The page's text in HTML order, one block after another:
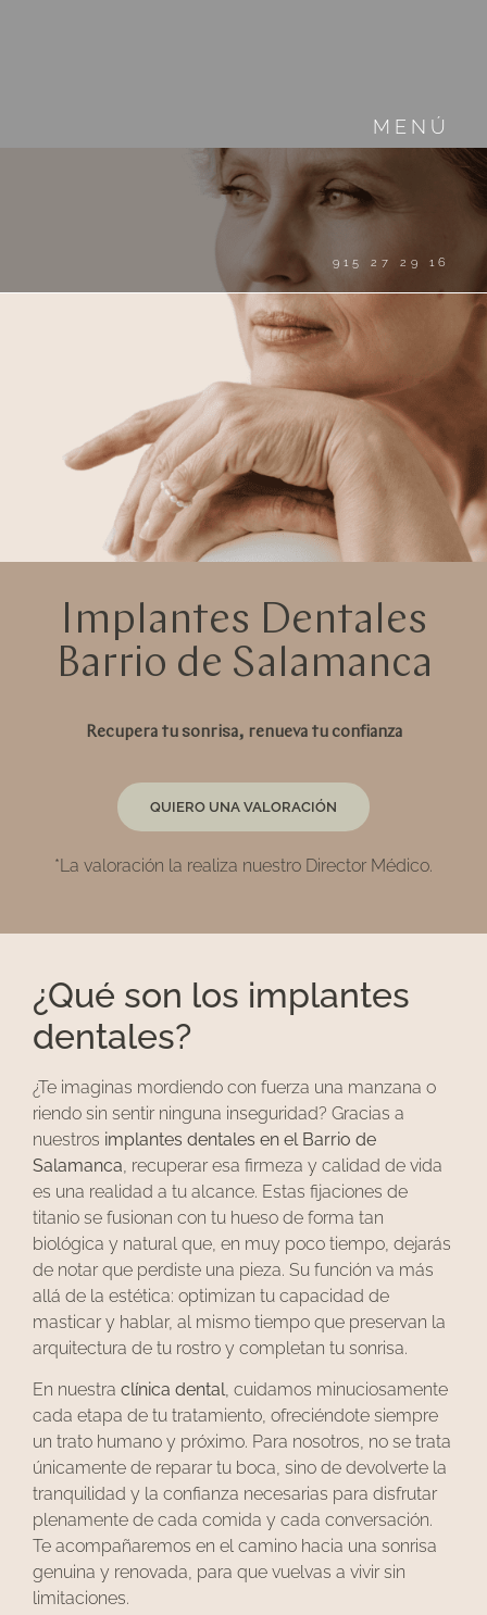
MENÚ
915 27 29 16
Implantes Dentales
Barrio de Salamanca
Recupera tu sonrisa, renueva tu confianza
QUIERO UNA VALORACIÓN
*La valoración la realiza nuestro Director Médico.
¿Qué son los implantes
dentales?
¿Te imaginas mordiendo con fuerza una manzana o
riendo sin sentir ninguna inseguridad? Gracias a
nuestros implantes dentales en el Barrio de
Salamanca , recuperar esa firmeza y calidad de vida
es una realidad a tu alcance. Estas fijaciones de
titanio se fusionan con tu hueso de forma tan
biológica y natural que, en muy poco tiempo, dejarás
de notar que perdiste una pieza. Su función va más
allá de la estética: optimizan tu capacidad de
masticar y hablar, al mismo tiempo que preservan la
arquitectura de tu rostro y completan tu sonrisa.
En nuestra clínica dental, cuidamos minuciosamente
cada etapa de tu tratamiento, ofreciéndote siempre
un trato humano y próximo. Para nosotros, no se trata
únicamente de reparar tu boca, sino de devolverte la
tranquilidad y la confianza necesarias para disfrutar
plenamente de cada comida y cada conversación.
Te acompañaremos en el camino hacia una sonrisa
genuina y renovada, para que vuelvas a vivir sin
limitaciones.